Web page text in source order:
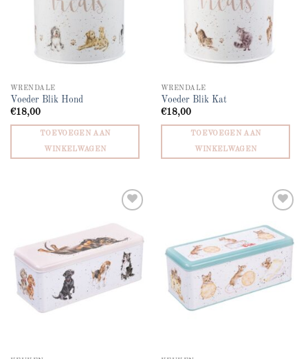
WRENDALE
Voeder Blik Hond
€18,00
TOEVOEGEN AAN
WINKELWAGEN
WRENDALE
Voeder Blik Kat
€18,00
TOEVOEGEN AAN
WINKELWAGEN
wishlist